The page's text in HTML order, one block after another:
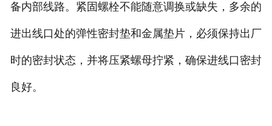
备内部线路。紧固螺栓不能随意调换或缺失，多余的
进出线口处的弹性密封垫和金属垫片，必须保持出厂
时的密封状态，并将压紧螺母拧紧，确保进线口密封
良好。